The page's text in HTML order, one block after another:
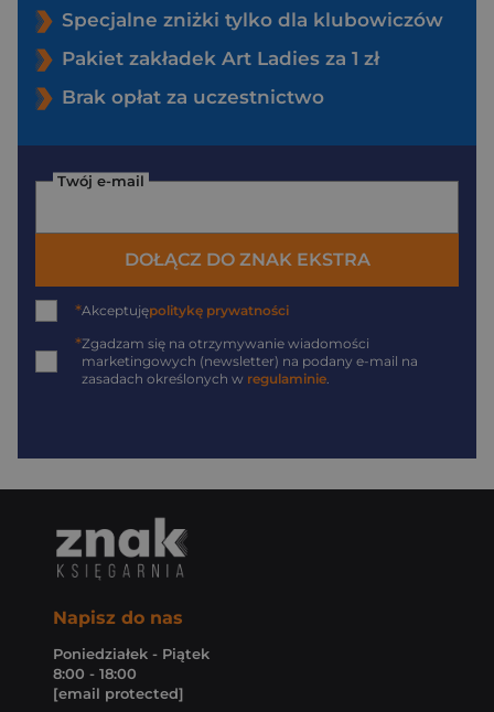
Specjalne zniżki tylko dla klubowiczów
Pakiet zakładek Art Ladies za 1 zł
Brak opłat za uczestnictwo
Twój e-mail
DOŁĄCZ DO ZNAK EKSTRA
*Akceptujępolitykę prywatności
*Zgadzam się na otrzymywanie wiadomości
marketingowych (newsletter) na podany e-mail na
zasadach określonych w regulaminie
Napisz do nas
Poniedziałek - Piątek
8:00 - 18:00
[email protected]